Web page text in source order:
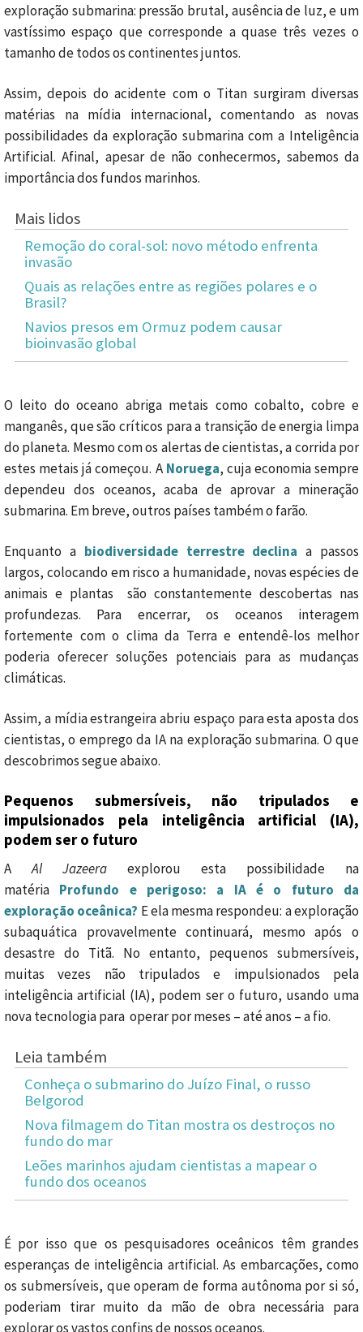
exploração submarina: pressão brutal, ausência de luz, e um
vastíssimo espaço que corresponde a quase três vezes o
tamanho de todos os continentes juntos.
Assim, depois do acidente com o Titan surgiram diversas
matérias na mídia internacional, comentando as novas
possibilidades da exploração submarina com a Inteligência
Artificial. Afinal, apesar de não conhecermos, sabemos da
importância dos fundos marinhos.
Mais lidos
Remoção do coral-sol: novo método enfrenta
invasão
Quais as relações entre as regiões polares e o
Brasil?
Navios presos em Ormuz podem causar
bioinvasão global
O leito do oceano abriga metais como cobalto, cobre e
manganês, que são críticos para a transição de energia limpa
do planeta. Mesmo com os alertas de cientistas, a corrida por
estes metais já começou. A Noruega, cuja economia sempre
dependeu dos oceanos, acaba de aprovar a mineração
submarina. Em breve, outros países também o farão.
Enquanto a biodiversidade terrestre declina a passos
largos, colocando em risco a humanidade, novas espécies de
animais e plantas são constantemente descobertas nas
profundezas. Para encerrar, os oceanos interagem
fortemente com o clima da Terra e entendê-los melhor
poderia oferecer soluções potenciais para as mudanças
climáticas.
Assim, a mídia estrangeira abriu espaço para esta aposta dos
cientistas, o emprego da IA na exploração submarina. O que
descobrimos segue abaixo.
Pequenos submersíveis, não tripulados e
impulsionados pela inteligência artificial (IA),
podem ser o futuro
AAl Jazeera explorou esta possibilidade na
matéria Profundo e perigoso: a IA é o futuro da
exploração oceânica? E ela mesma respondeu: a exploração
subaquática provavelmente continuará, mesmo após o
desastre do Titã. No entanto, pequenos submersíveis,
muitas vezes não tripulados e impulsionados pela
inteligência artificial (IA), podem ser o futuro, usando uma
nova tecnologia para operar por meses – até anos – a fio.
Leia também
Conheça o submarino do Juízo Final, o russo
Belgorod
Nova filmagem do Titan mostra os destroços no
fundo do mar
Leões marinhos ajudam cientistas a mapear o
fundo dos oceanos
É por isso que os pesquisadores oceânicos têm grandes
esperanças de inteligência artificial. As embarcações, como
os submersíveis, que operam de forma autônoma por si só,
poderiam tirar muito da mão de obra necessária para
explorar os vastos confins de nossos oceanos.